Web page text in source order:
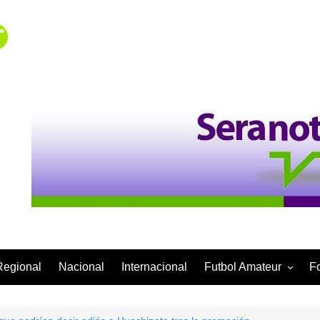
Nacional Internacional Futbol Amateur